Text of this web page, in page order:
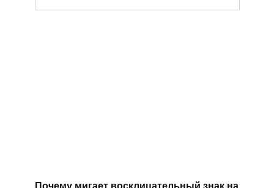
Почему мигает восклицательный знак на